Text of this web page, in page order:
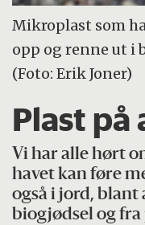
Mikroplast som
opp og renne ut i
(Foto: Erik Joner)
Plast på
Vi har alle hørt
havet kan føre
også i jord, blant
biogjødsel og